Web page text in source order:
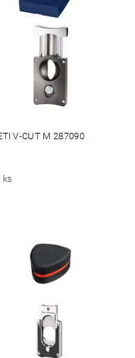
V-CUT M 287090
ks